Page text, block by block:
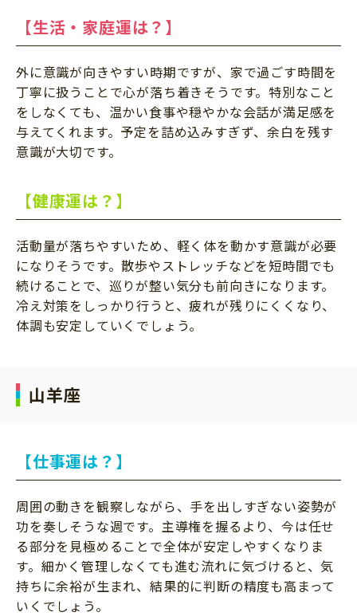
【生活・家庭運は？】
外に意識が向きやすい時期ですが、家で過ごす時間を
丁寧に扱うことで心が落ち着きそうです。特別なこと
をしなくても、温かい食事や穏やかな会話が満足感を
与えてくれます。予定を詰め込みすぎず、余白を残す
意識が大切です。
【健康運は？】
活動量が落ちやすいため、軽く体を動かす意識が必要
になりそうです。散歩やストレッチなどを短時間でも
続けることで、巡りが整い気分も前向きになります。
冷え対策をしっかり行うと、疲れが残りにくくなり、
体調も安定していくでしょう。
山羊座
【仕事運は？】
周囲の動きを観察しながら、手を出しすぎない姿勢が
功を奏しそうな週です。主導権を握るより、今は任せ
る部分を見極めることで全体が安定しやすくなりま
す。細かく管理しなくても進む流れに気づけると、気
持ちに余裕が生まれ、結果的に判断の精度も高まって
いくでしょう。